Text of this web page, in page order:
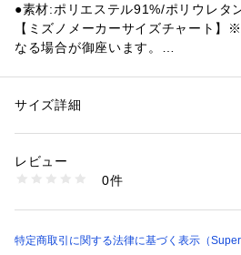
●素材:ポリエステル91%/ポリウレタ
【ミズノメーカーサイズチャート】
なる場合が御座います。
99cm 身長172～178cm 【LL(O)サ
【実寸サイズ】
●Sサイズ詳細:【後丈】67cm 【胸回
m 【袖丈】56.5cm
性別：メンズ
トボールウェア
1540000369928
サイズ詳細
レビュー
0件
特定商取引に関する法律に基づく表示（